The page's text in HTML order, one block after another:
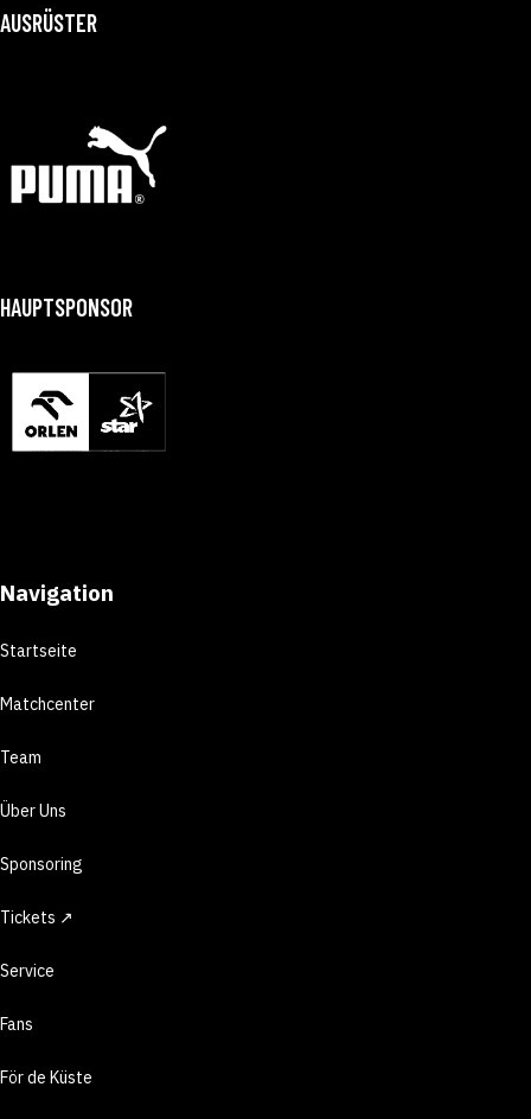
AUSRÜSTER
HAUPTSPONSOR
Navigation
Startseite
Matchcenter
Team
Über Uns
Sponsoring
Tickets ↗
Service
Fans
För de Küste